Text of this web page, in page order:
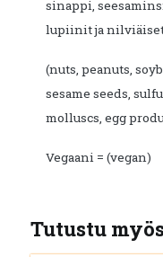
sinappi,
lupiinit ja
(nuts, peanuts,
sesame seeds,
molluscs, egg
Vegaani = (vegan)
Tutustu